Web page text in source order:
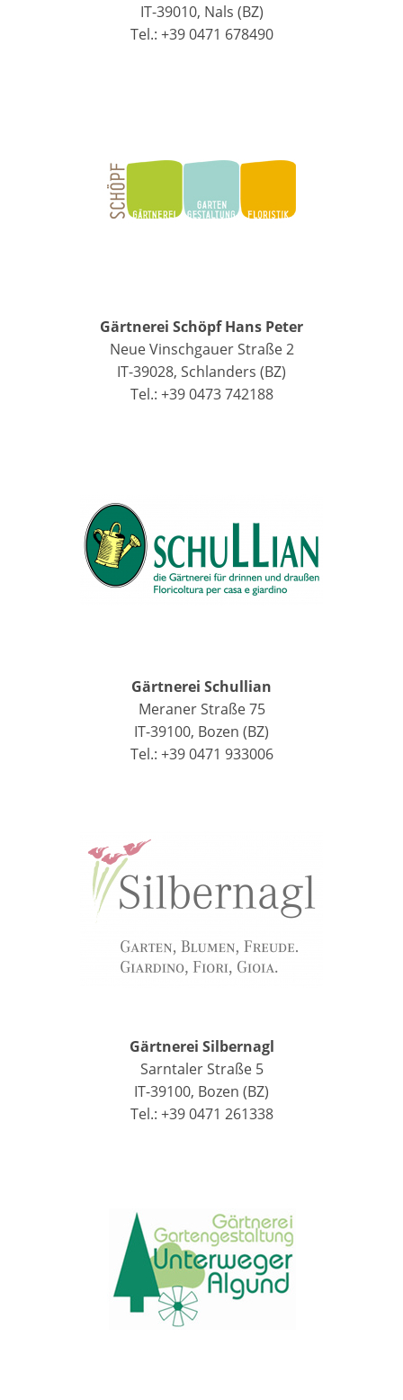
IT-39010, Nals (BZ)
Tel.: +39 0471 678490
Gärtnerei Schöpf Hans Peter
Neue Vinschgauer Straße 2
IT-39028, Schlanders (BZ)
Tel.: +39 0473 742188
Gärtnerei Schullian
Meraner Straße 75
IT-39100, Bozen (BZ)
Tel.: +39 0471 933006
Gärtnerei Silbernagl
Sarntaler Straße 5
IT-39100, Bozen (BZ)
Tel.: +39 0471 261338